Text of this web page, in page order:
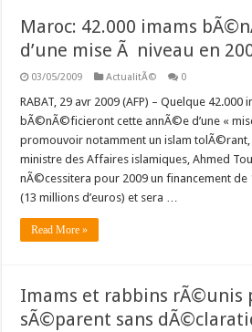
Maroc: 42.000 imams
d’une mise Ã niveau en
03/05/2009 ActualitÃ© 0
RABAT, 29 avr 2009 (AFP) – Quelque 42.000
bÃ©nÃ©ficieront cette annÃ©e d’une «
promouvoir notamment un islam
ministre des Affaires islamiques, Ahmed
nÃ©cessitera pour 2009 un financement de
(13 millions d’euros) et sera …
Read More »
Imams et rabbins rÃ©unis
sÃ©parent sans